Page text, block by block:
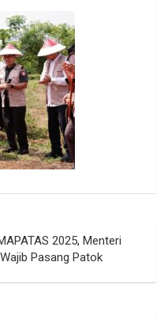
2025, Menteri
Pasang Patok